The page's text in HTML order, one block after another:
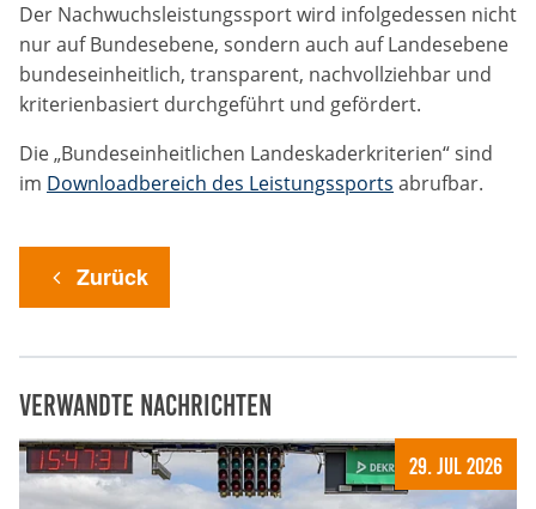
Der Nachwuchsleistungssport wird infolgedessen nicht
nur auf Bundesebene, sondern auch auf Landesebene
bundeseinheitlich, transparent, nachvollziehbar und
kriterienbasiert durchgeführt und gefördert.
Die „Bundeseinheitlichen Landeskaderkriterien“ sind
im Downloadbereich des Leistungssports abrufbar.
Zurück
Verwandte Nachrichten
29. Jul 2026
Dieser Cookie speichert die gewählten Cookie-
Einstellungen.
Cookie Laufzeit:
Erstellung von Berichten über die Website-
Nutzungsstatistik dienen, ohne dass einzelne
Name:
_gat, _ga, _gid